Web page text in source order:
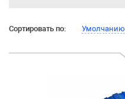
Сортировать по: Умолчанию